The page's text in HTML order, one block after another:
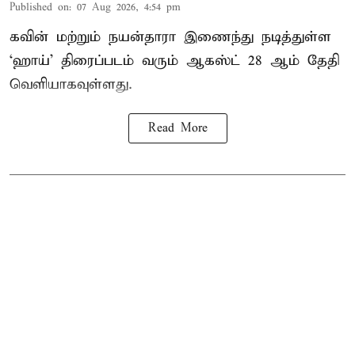
Published on: 07 Aug 2026, 4:54 pm
கவின் மற்றும் நயன்தாரா இணைந்து நடித்துள்ள
‘ஹாய்’ திரைப்படம் வரும் ஆகஸ்ட் 28 ஆம் தேதி
வெளியாகவுள்ளது.
Read More